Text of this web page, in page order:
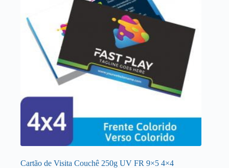
Cartão de Visita Couchê 250g UV FR 9×5 4×4